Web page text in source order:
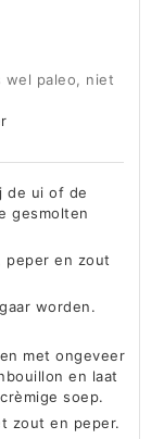
wel paleo, niet
de ui of de
gesmolten
peper en zout
worden.
met ongeveer
en laat
soep.
zout en peper.